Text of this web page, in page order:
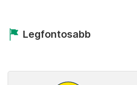
Legfontosabb